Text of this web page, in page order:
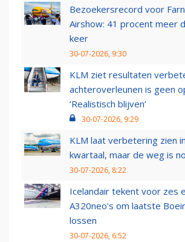
Bezoekersrecord voor
Airshow: 41 procent meer
keer
30-07-2026, 9:30
KLM ziet resultaten
achteroverleunen is geen
‘Realistisch blijven’
30-07-2026, 9:29
KLM laat verbetering zien
kwartaal, maar de weg is
30-07-2026, 8:22
Icelandair tekent voor zes
A320neo's om laatste
lossen
30-07-2026, 6:52